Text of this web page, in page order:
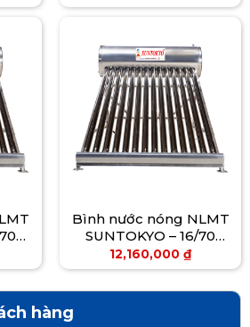
hàng
Bình nước nóng NLMT
SUNTOKYO – 16/70
(280L)
12,160,000₫